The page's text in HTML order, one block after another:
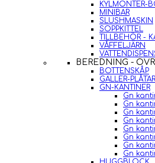
KYLMONTER-
MINIBAR
SLUSHMASKIN
SOPPKITTEL
TILLBEHÖR -
VÅFFELJÄRN
BEREDNING -
BOTTENSKÅP
GALLER-
GN-KANTINER
Gn
Gn
Gn
Gn
Gn
Gn
Gn
Gn